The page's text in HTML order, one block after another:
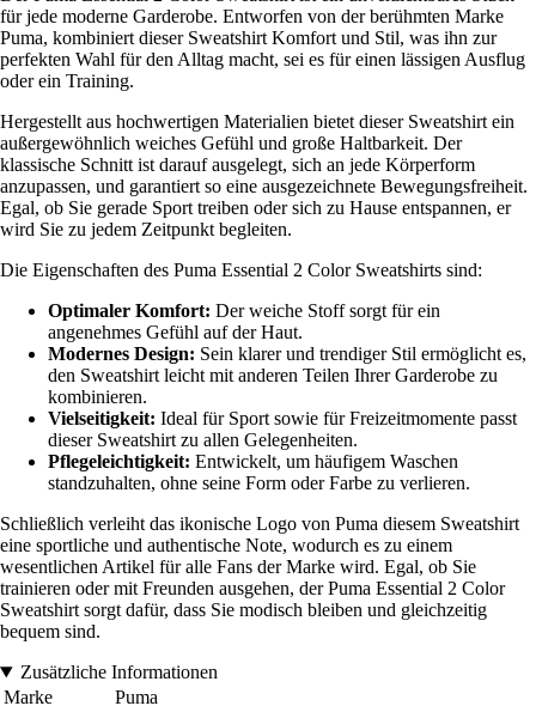
für jede moderne Garderobe. Entworfen von der berühmten Marke
Puma, kombiniert dieser Sweatshirt Komfort und Stil, was ihn zur
perfekten Wahl für den Alltag macht, sei es für einen lässigen Ausflug
oder ein Training.
Hergestellt aus hochwertigen Materialien bietet dieser Sweatshirt ein
außergewöhnlich weiches Gefühl und große Haltbarkeit. Der
klassische Schnitt ist darauf ausgelegt, sich an jede Körperform
anzupassen, und garantiert so eine ausgezeichnete Bewegungsfreiheit.
Egal, ob Sie gerade Sport treiben oder sich zu Hause entspannen, er
wird Sie zu jedem Zeitpunkt begleiten.
Die Eigenschaften des Puma Essential 2 Color Sweatshirts sind:
Optimaler Komfort: Der weiche Stoff sorgt für ein
angenehmes Gefühl auf der Haut.
Modernes Design: Sein klarer und trendiger Stil ermöglicht es,
den Sweatshirt leicht mit anderen Teilen Ihrer Garderobe zu
kombinieren.
Vielseitigkeit: Ideal für Sport sowie für Freizeitmomente passt
dieser Sweatshirt zu allen Gelegenheiten.
Pflegeleichtigkeit: Entwickelt, um häufigem Waschen
standzuhalten, ohne seine Form oder Farbe zu verlieren.
Schließlich verleiht das ikonische Logo von Puma diesem Sweatshirt
eine sportliche und authentische Note, wodurch es zu einem
wesentlichen Artikel für alle Fans der Marke wird. Egal, ob Sie
trainieren oder mit Freunden ausgehen, der Puma Essential 2 Color
Sweatshirt sorgt dafür, dass Sie modisch bleiben und gleichzeitig
bequem sind.
Zusätzliche Informationen
Marke
Puma